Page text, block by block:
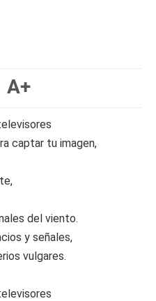
A+
captar tu imagen,
del viento.
y señales,
vulgares.